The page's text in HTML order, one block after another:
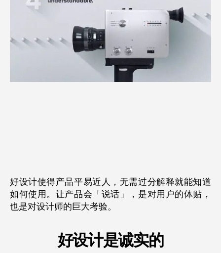
好设计使得产品平易近人，无需过分解释就能知道
如何使用。让产品会「说话」，是对用户的体贴，
也是对设计师的巨大考验。
好设计是诚实的